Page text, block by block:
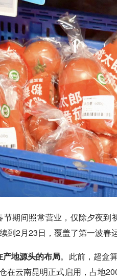
期间照常营业，仅除夕夜
到2月23日，覆盖了第一波春
地源头的布局。此前，超盒
在云南昆明正式启用，占地